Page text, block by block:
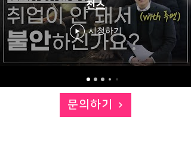
전스
시청하기
문의하기